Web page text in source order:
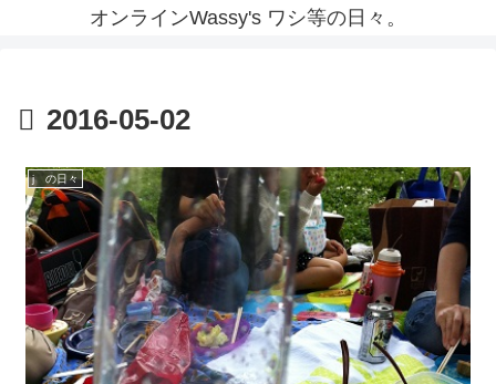
オンラインWassy's ワシ等の日々。
2016-05-02
j の日々